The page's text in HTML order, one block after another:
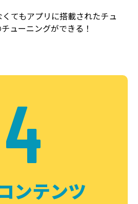
てもアプリに搭載されたチュ
ューニングができる！
4
ンテンツ